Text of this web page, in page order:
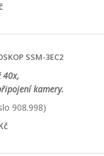
SSM-3EC2
40x,
kamery.
908.998)